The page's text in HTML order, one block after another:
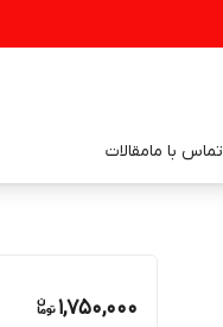
تماس با مامقالات
1,750,000